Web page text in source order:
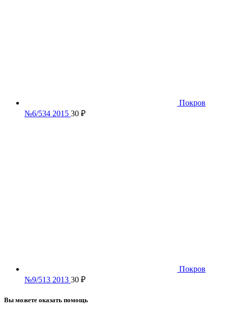
Покров
№6/534 2015 30 ₽
Покров
№9/513 2013 30 ₽
Вы можете оказать помощь